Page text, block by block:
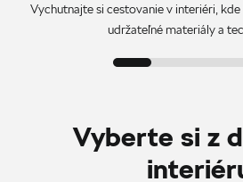
Vychutnajte si cestovanie v interiéri, kde
udržateľné materiály a
Vyberte si z